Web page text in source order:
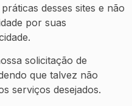
desses sites e não
por suas
.
solicitação de
que talvez não
serviços desejados.